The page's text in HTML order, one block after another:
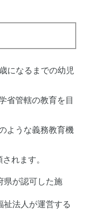
になるまでの幼児
省管轄の教育を目
ような義務教育機
れます。
県が認可した施
法人が運営する